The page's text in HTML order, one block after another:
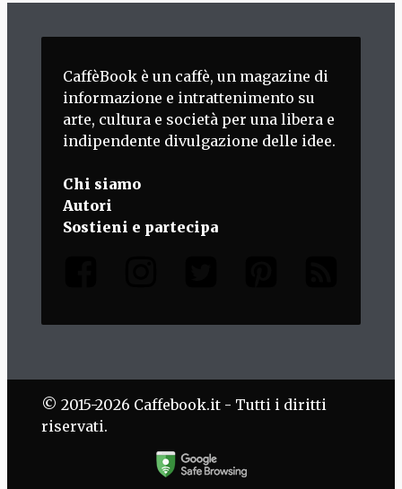
CaffèBook è un caffè, un magazine di
informazione e intrattenimento su
arte, cultura e società per una libera e
indipendente divulgazione delle idee.
Chi siamo
Autori
Sostieni e partecipa
© 2015-2026 Caffebook.it - Tutti i diritti
riservati.